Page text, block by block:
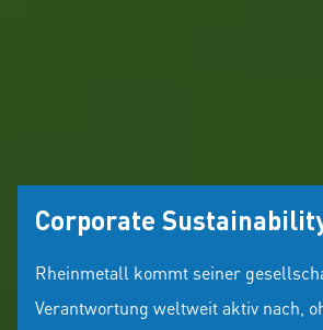
Corporate
Rheinmetall kommt seiner
Verantwortung weltweit aktiv nach,